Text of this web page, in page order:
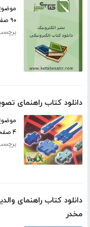
۹۰ صفحه
دانلود کتاب راهنمای
۴ صفحه
دانلود کتاب راهنمای
مخدر